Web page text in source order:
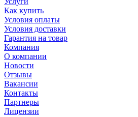
Как купить
Условия оплаты
Условия доставки
Гарантия на товар
Компания
О компании
Новости
Отзывы
Вакансии
Контакты
Партнеры
Лицензии